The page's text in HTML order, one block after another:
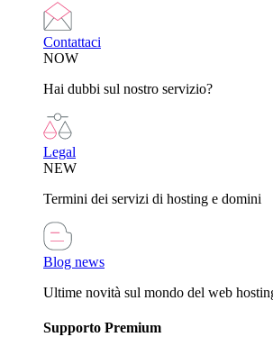
Contattaci
NOW
Hai dubbi sul nostro servizio?
Legal
NEW
Termini dei servizi di hosting e domini
Blog news
Ultime novità sul mondo del web
Supporto Premium